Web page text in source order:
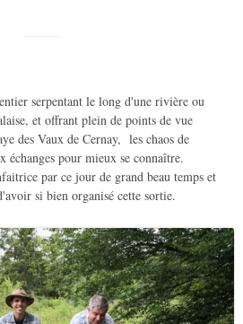
serpentant le long d'une rivière ou
et offrant plein de points de vue
des Vaux de Cernay, les chaos de
échanges pour mieux se connaître.
par ce jour de grand beau temps et
si bien organisé cette sortie.